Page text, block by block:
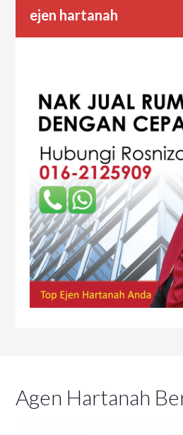
ejen hartanah
Agen Hartanah